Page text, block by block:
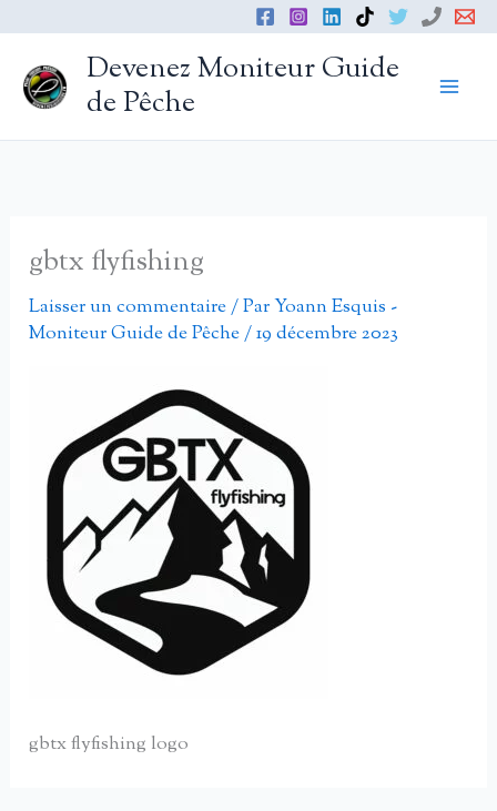
contenu
Devenez Moniteur Guide
de Pêche
gbtx flyfishing
Laisser un commentaire/ ParYoann Esquis -
Moniteur Guide de Pêche/19 décembre 2023
gbtx flyfishing logo